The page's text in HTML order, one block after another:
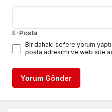
E-Posta
Bir dahaki sefere yorum